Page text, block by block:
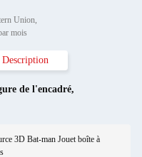
Union,
mois
Description
de l'encadré,
3D Bat-man Jouet boîte à